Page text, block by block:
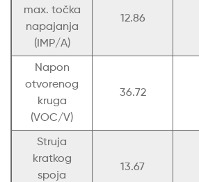
max. točka
napajanja
(IMP/A)
12.86
Napon
otvorenog
kruga
(VOC/V)
36.72
Struja
kratkog
spoja
13.67